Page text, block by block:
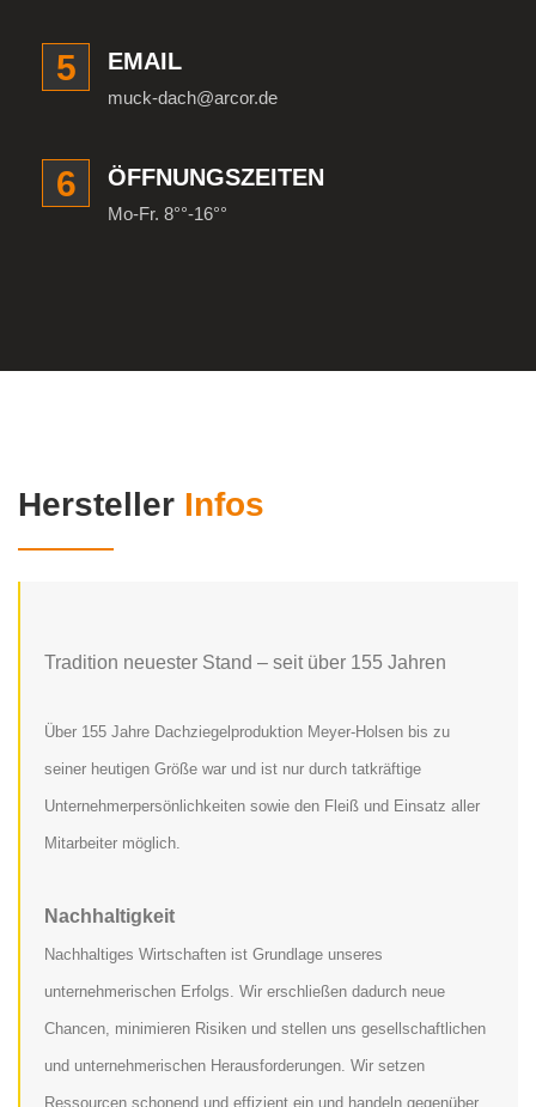
5 EMAIL
muck-dach@arcor.de
6 ÖFFNUNGSZEITEN
Mo-Fr. 8°°-16°°
Hersteller Infos
Tradition neuester Stand – seit über 155 Jahren
Über 155 Jahre Dachziegelproduktion Meyer-Holsen bis zu
seiner heutigen Größe war und ist nur durch tatkräftige
Unternehmerpersönlichkeiten sowie den Fleiß und Einsatz aller
Mitarbeiter möglich.
Nachhaltigkeit
Nachhaltiges Wirtschaften ist Grundlage unseres
unternehmerischen Erfolgs. Wir erschließen dadurch neue
Chancen, minimieren Risiken und stellen uns gesellschaftlichen
und unternehmerischen Herausforderungen. Wir setzen
Ressourcen schonend und effizient ein und handeln gegenüber